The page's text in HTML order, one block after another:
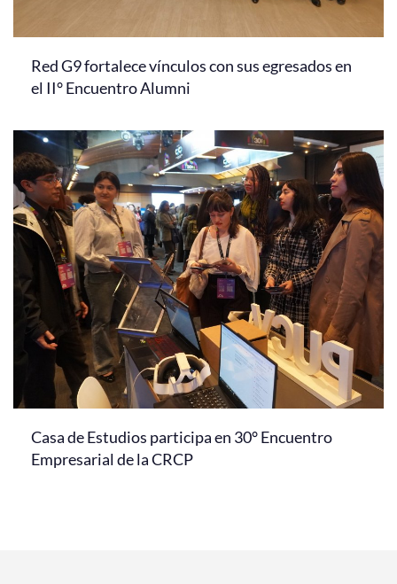
Red G9 fortalece vínculos con sus egresados en
el II° Encuentro Alumni
Casa de Estudios participa en 30° Encuentro
Empresarial de la CRCP